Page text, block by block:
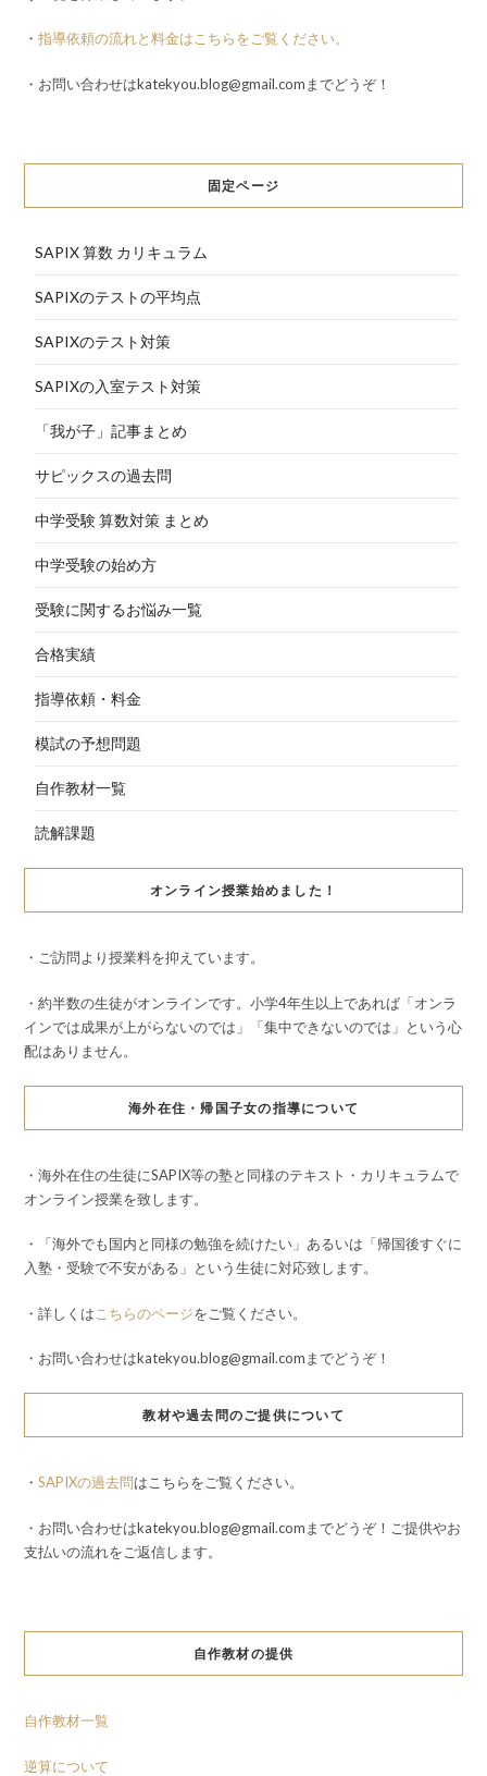
・ 指導依頼の流れと料金はこちらをご覧ください。
・お問い合わせはkatekyou.blog@gmail.comまでどうぞ！
固定ページ
SAPIX 算数 カリキュラム
SAPIXのテストの平均点
SAPIXのテスト対策
SAPIXの入室テスト対策
「我が子」記事まとめ
サピックスの過去問
中学受験 算数対策 まとめ
中学受験の始め方
受験に関するお悩み一覧
合格実績
指導依頼・料金
模試の予想問題
自作教材一覧
読解課題
オンライン授業始めました！
・ご訪問より授業料を抑えています。
・約半数の生徒がオンラインです。小学4年生以上であれば「オンラ
インでは成果が上がらないのでは」「集中できないのでは」という心
配はありません。
海外在住・帰国子女の指導について
・海外在住の生徒にSAPIX等の塾と同様のテキスト・カリキュラムで
オンライン授業を致します。
・「海外でも国内と同様の勉強を続けたい」あるいは「帰国後すぐに
入塾・受験で不安がある」という生徒に対応致します。
・詳しくは こちらのページをご覧ください。
・お問い合わせはkatekyou.blog@gmail.comまでどうぞ！
教材や過去問のご提供について
・ SAPIXの過去問はこちらをご覧ください。
・お問い合わせはkatekyou.blog@gmail.comまでどうぞ！ご提供やお
支払いの流れをご返信します。
自作教材の提供
自作教材一覧
逆算について